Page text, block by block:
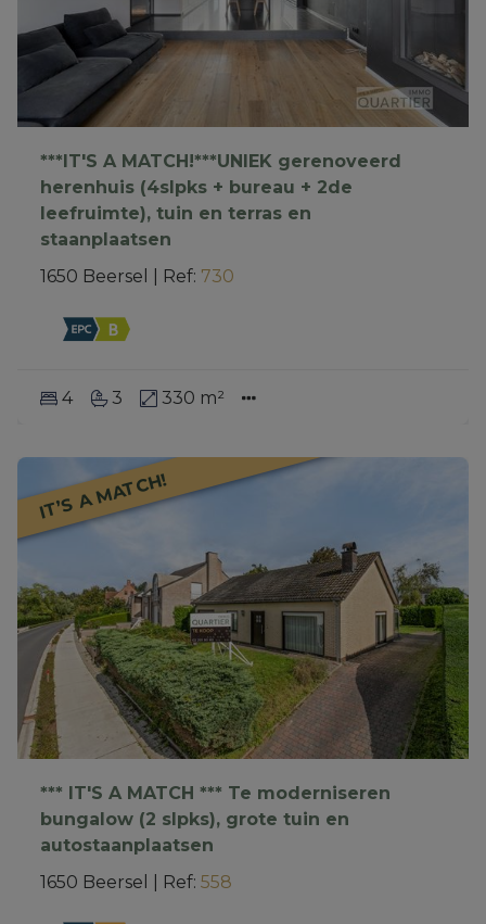
***IT'S A MATCH!***UNIEK gerenoveerd
herenhuis (4slpks + bureau + 2de
leefruimte), tuin en terras en
staanplaatsen
1650 Beersel
Ref: 730
4 3 330 m²
IT’S A MATCH!
*** IT'S A MATCH *** Te moderniseren
bungalow (2 slpks), grote tuin en
autostaanplaatsen
1650 Beersel
Ref: 558